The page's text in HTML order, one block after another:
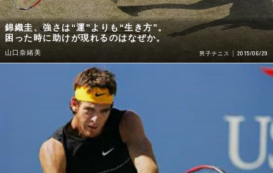
錦織圭、強さは“運”よりも“生き方”。
困った時に助けが現れるのはなぜか。
山口奈緒美 男子テニス 2015/06/29